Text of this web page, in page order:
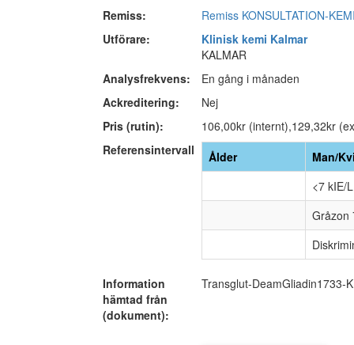
Remiss:
Remiss KONSULTATION-
Utförare:
Klinisk kemi Kalmar
KALMAR
Analysfrekvens:
En gång i månaden
Ackreditering:
Nej
Pris (rutin):
106,00kr (internt),129,32kr
Referensintervall
Ålder
Man/
<7 kIE/L
Gråzon
Information
hämtad från
(dokument):
Transglut-